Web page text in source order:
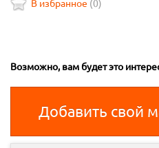
В избранное (0)
Возможно, вам будет это
Добавить свой